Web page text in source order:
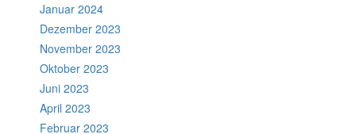
Januar 2024
Dezember 2023
November 2023
Oktober 2023
Juni 2023
April 2023
Februar 2023